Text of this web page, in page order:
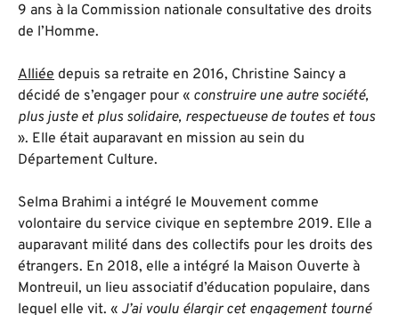
9 ans à la Commission nationale consultative des droits
de l’Homme.
Alliée depuis sa retraite en 2016, Christine Saincy a
décidé de s’engager pour « construire une autre société,
plus juste et plus solidaire, respectueuse de toutes et tous
». Elle était auparavant en mission au sein du
Département Culture.
Selma Brahimi a intégré le Mouvement comme
volontaire du service civique en septembre 2019. Elle a
auparavant milité dans des collectifs pour les droits des
étrangers. En 2018, elle a intégré la Maison Ouverte à
Montreuil, un lieu associatif d’éducation populaire, dans
lequel elle vit. « J’ai voulu élargir cet engagement tourné